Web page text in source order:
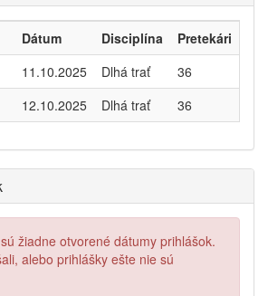
Dátum Disciplína
Pretekári
11.10.2025 Dlhá trať
36
12.10.2025 Dlhá trať 36
žiadne otvorené dátumy prihlášok.
alebo prihlášky ešte nie sú